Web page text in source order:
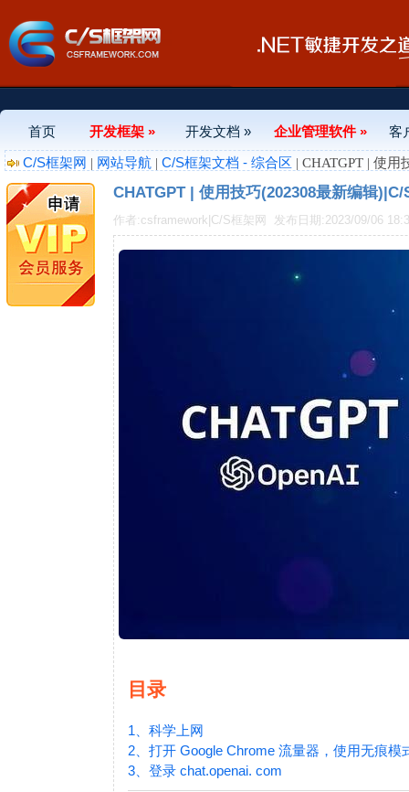
首页 开发框架 » 开发文档 » 企业管理软件 »
客
C/S框架网 | 网站导航 | C/S框架文档 - 综合区 | CHATGPT | 使用
CHATGPT | 使用技巧(202308最新编辑)|C/
作者:csframework|C/S框架网 发布日期:2023/09/06
目录
1、科学上网
2、打开 Google Chrome 流量器，使用无痕模
3、登录 chat.openai. com